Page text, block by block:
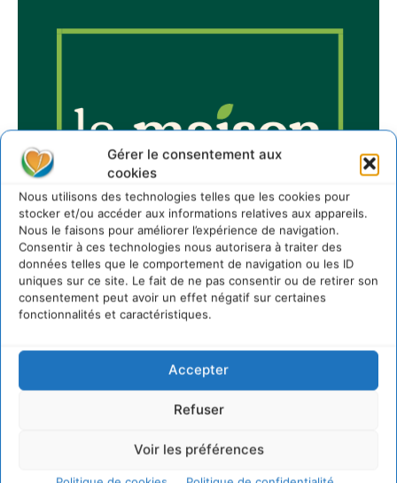
Gérer le consentement aux
cookies
Nous utilisons des technologies telles que les cookies pour
stocker et/ou accéder aux informations relatives aux appareils.
Nous le faisons pour améliorer l’expérience de navigation.
Consentir à ces technologies nous autorisera à traiter des
données telles que le comportement de navigation ou les ID
uniques sur ce site. Le fait de ne pas consentir ou de retirer son
consentement peut avoir un effet négatif sur certaines
fonctionnalités et caractéristiques.
Accepter
Refuser
Voir les préférences
Sur Cdurable
Comment le sol français a perdu sa mémoire
hydrique et déréglé tout le territoire (2020-2026)